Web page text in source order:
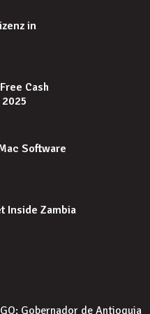
in
Cash
Software
Inside Zambia
Gobernador de Antioquia